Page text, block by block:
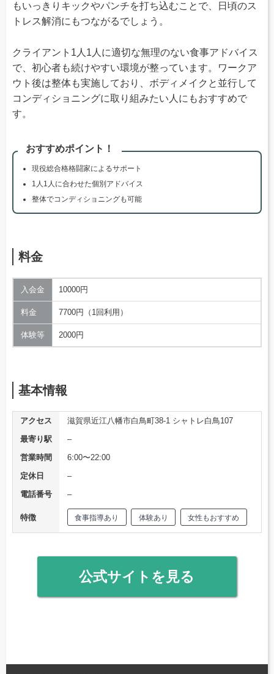
もいっきりキックやパンチを打ち込むことで、日頃のス
トレス解消にもつながるでしょう。
クライアント1人1人に適切な無理のない食事アドバイス
で、初心者も続けやすい環境が整っています。ワークア
ウト後は整体も実施しており、ボディメイクと並行して
コンディショニングに取り組みたい人にもおすすめで
す。
おすすめポイント！
現役総合格格闘家によるサポート
1人1人に合わせた個別アドバイス
整体でコンディショニングも可能
料金
入会金 10000円
料金 7700円（1回利用）
体験等 2000円
基本情報
アクセス
滋賀県近江八幡市白鳥町38-1 シャトレ白鳥107
最寄り駅
–
営業時間
6:00〜22:00
定休日
–
電話番号
–
特徴 食事指導あり 体験あり 女性もおすすめ
公式サイトを見る